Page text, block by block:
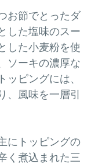
お節でとったダ
した塩味のスー
した小麦粉を使
ソーキの濃厚な
ッピングには、
、風味を一層引
にトッピングの
く煮込まれた三